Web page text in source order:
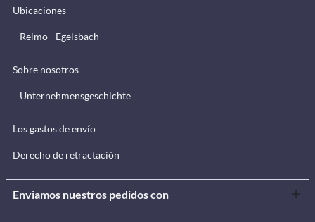
Ubicaciones
Reimo - Egelsbach
Sobre nosotros
Unternehmensgeschichte
Los gastos de envío
Derecho de retractación
Enviamos nuestros pedidos con